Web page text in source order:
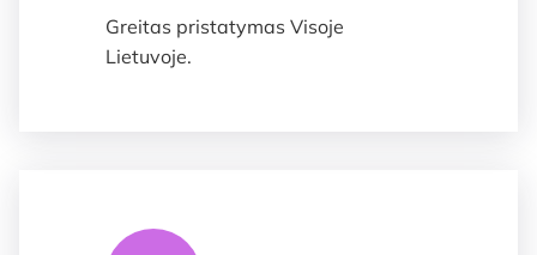
Greitas pristatymas Visoje
Lietuvoje.